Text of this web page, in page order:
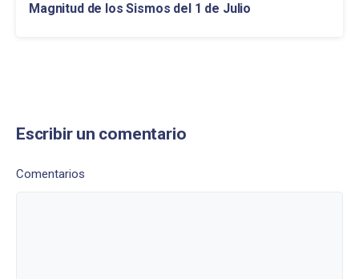
Magnitud de los Sismos del 1 de Julio
Escribir un comentario
Comentarios